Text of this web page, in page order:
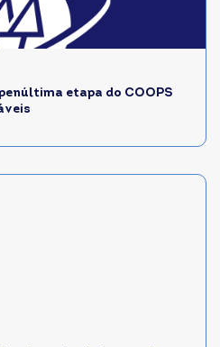
etapa do COOPS